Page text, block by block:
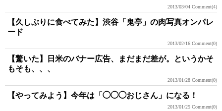
2013/03/04 Comment(4)
【久しぶりに食べてみた】渋谷「鬼亭」の肉写真オンパレ
ード
2013/02/16 Comment(0)
【驚いた】日米のバナー広告、まだまだ差が。というかそ
もそも、、、
2013/01/28 Comment(0)
【やってみよう】今年は「◯◯◯おじさん」になる！
2013/01/25 Comment(0)